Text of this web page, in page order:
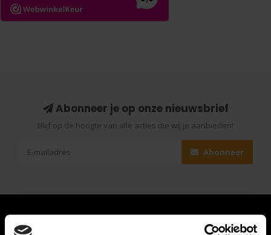
Abonneer je op onze nieuwsbrief
Blijf op de hoogte van alle acties die wij je aanbieden!
Abonneer